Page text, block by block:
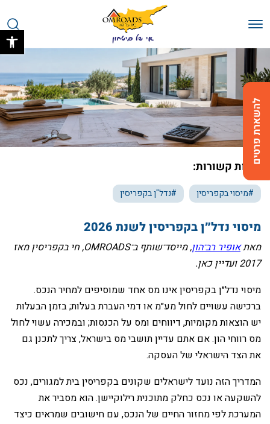
תגיות קשורות:
#מיסוי בקפריסין #נדל"ן בקפריסין
‏מיסוי נדל״ן בקפריסין לשנת 2026
‏מאתאופיר רב־הון
, מייסד־שותף ב־OMROADS, חי בקפריסין מאז
2017 ועדיין כאן.
‏מיסוי נדל״ן בקפריסין אינו מס אחד שמוסיפים למחיר הנכס.
ברכישה עשויים לחול מע״מ או דמי העברת בעלות; בזמן הבעלות
יש הוצאות מקומיות, דיווחים ומס על הכנסות; ובמכירה עשוי לחול
מס רווחי הון. אם אתם עדיין תושבי מס בישראל, צריך לתכנן גם
את הצד הישראלי של העסקה.
‏המדריך הזה נועד לישראלים שקונים בקפריסין בית למגורים, נכס
להשקעה או נכס כחלק מתוכנית רילוקיישן. הוא מסביר את
המערכת לפי מחזור החיים של הנכס, עם חישובים שמראים כיצד
להשארת פרטים